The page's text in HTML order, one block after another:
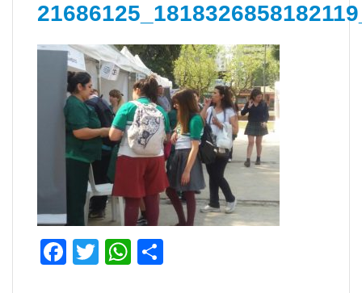
Facebook
TwitterWhatsApp